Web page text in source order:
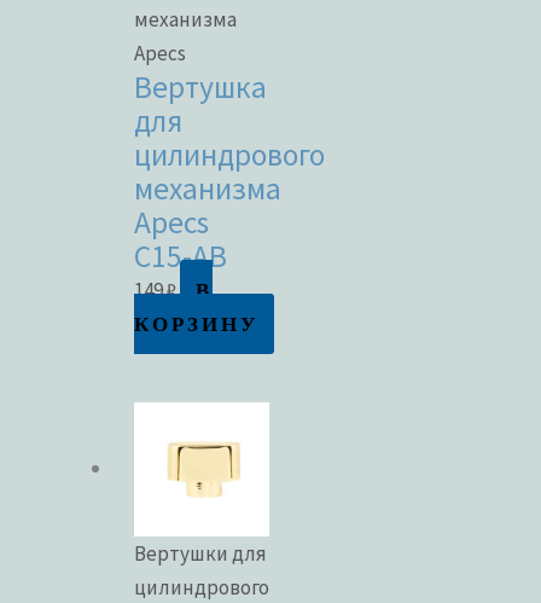
механизма
Apecs
Вертушка
для
цилиндрового
механизма
Apecs
C15-AB
149₽
В
КОРЗИНУ
Вертушки для
цилиндрового